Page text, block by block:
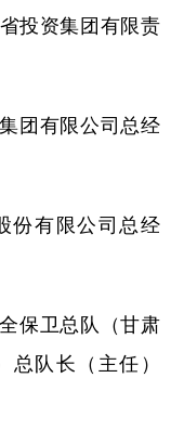
投资集团有限责
团有限公司总经
有限公司总经
保卫总队（甘肃
队长（主任）